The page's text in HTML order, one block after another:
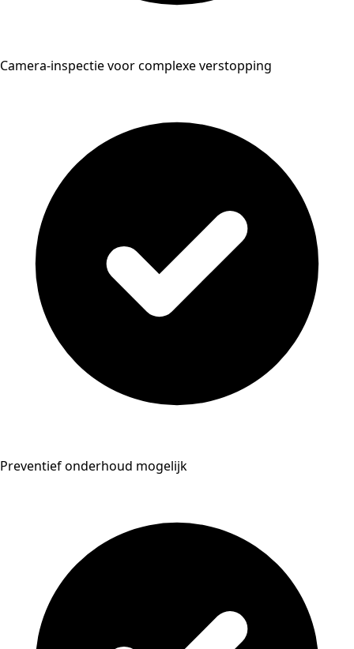
Camera-inspectie voor complexe verstopping
Preventief onderhoud mogelijk